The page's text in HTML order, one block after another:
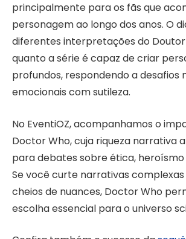
principalmente para os fãs que
personagem ao longo dos anos. O
diferentes interpretações do
quanto a série é capaz de criar
profundos, respondendo a desafios
emocionais com sutileza.
No EventiOZ, acompanhamos o
Doctor Who, cuja riqueza narrativa
para debates sobre ética, heroísmo
Se você curte narrativas
cheios de nuances, Doctor Who
escolha essencial para o universo